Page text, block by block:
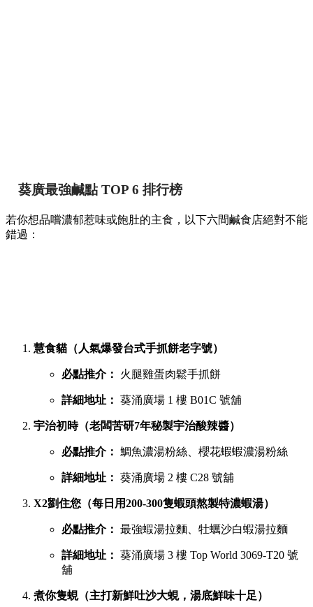
葵廣最強鹹點 TOP 6 排行榜
若你想品嚐濃郁惹味或飽肚的主食，以下六間鹹食店絕對不能
錯過：
慧食貓（人氣爆發台式手抓餅老字號）
必點推介： 火腿雞蛋肉鬆手抓餅
詳細地址： 葵涌廣場 1 樓 B01C 號舖
宇治初時（老闆苦研7年秘製宇治酸辣醬）
必點推介： 鯛魚濃湯粉絲、櫻花蝦蝦濃湯粉絲
詳細地址： 葵涌廣場 2 樓 C28 號舖
X2劉住您（每日用200-300隻蝦頭熬製特濃蝦湯）
必點推介： 最強蝦湯拉麵、牡蠣沙白蝦湯拉麵
詳細地址： 葵涌廣場 3 樓 Top World 3069-T20 號
舖
煮你隻蜆（主打新鮮吐沙大蜆，湯底鮮味十足）